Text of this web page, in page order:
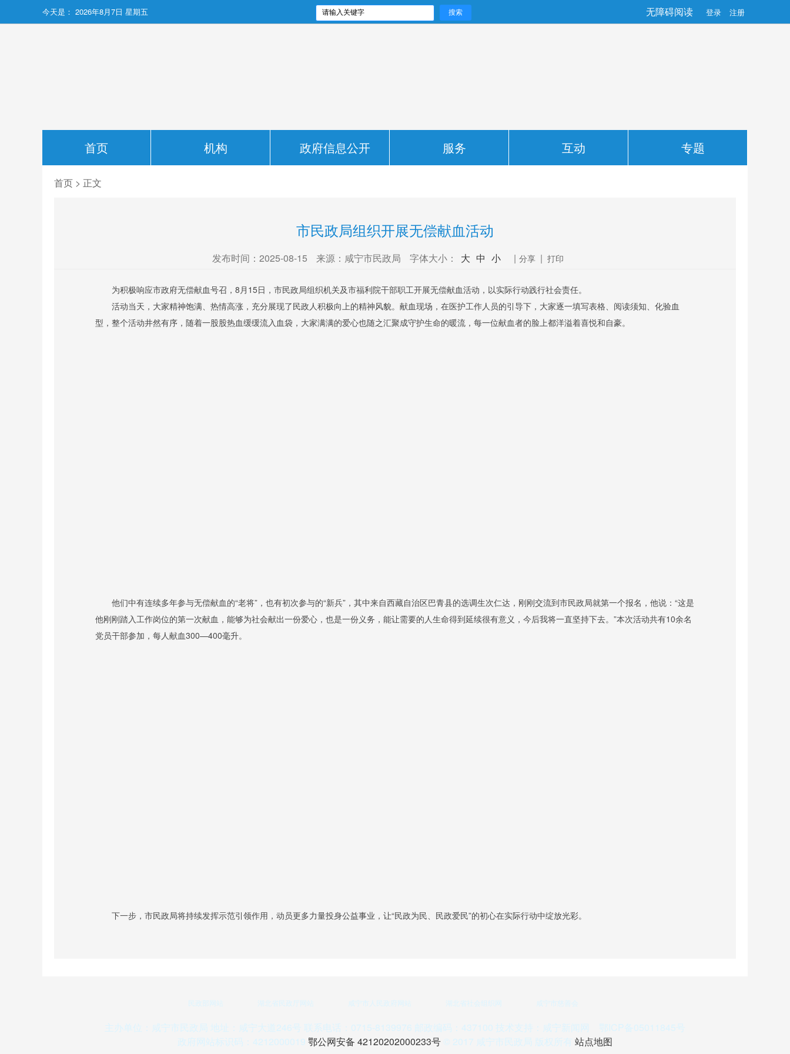
今天是： 2026年8月7日 星期五 无障碍阅读 登录 注册
首页 机构 政府信息公开 服务 互动 专题
首页 > 正文
市民政局组织开展无偿献血活动
发布时间：2025-08-15 来源：咸宁市民政局 字体大小： 大 中 小 | 分享 | 打印
为积极响应市政府无偿献血号召 ， 8月 15日，市民政局组织机关及市福利院干部职工开展无偿献血活动，以实际行动践行社会责任。
活动当天，大家精神饱满、热情高涨，充分展现了民政人积极向上的精神风貌。献血现场，在医护工作人员的引导下，大家逐一填写表格、阅读须知、化验血
型，整个活动井然有序，随着一股股热血缓缓流入血袋，大家满满的爱心也随之汇聚成守护生命的暖流，每一位献血者的脸上都洋溢着喜悦和自豪。
他们中有连续多年参与无偿献血的“老将”，也有初次参与的“新兵”，其中来自西藏自治区巴青县的选调生次仁达，刚刚交流到市民政局就第一个报名，他说：“这是
他刚刚踏入工作岗位的第一次献血，能够为社会献出一份爱心，也是一份义务，能让需要的人生命得到延续很有意义，今后我将一直坚持下去。”本次活动共有10余名
党员干部参加，每人献血300—400毫升。
下一步，市民政局将持续发挥示范引领作用，动员更多力量投身公益事业，让“民政为民、民政爱民”的初心在实际行动中绽放光彩。
民政部网站 湖北省民政厅网站 咸宁市人民政府网站 湖北省社会组织网 咸宁市慈善会
主办单位：咸宁市民政局 地址：咸宁大道246号 联系电话：0715-8139976 邮政编码：437100 技术支持：咸宁新闻网 鄂ICP备05011845号
政府网站标识码：4212000019 鄂公网安备 42120202000233号 © 2017 咸宁市民政局 版权所有 站点地图